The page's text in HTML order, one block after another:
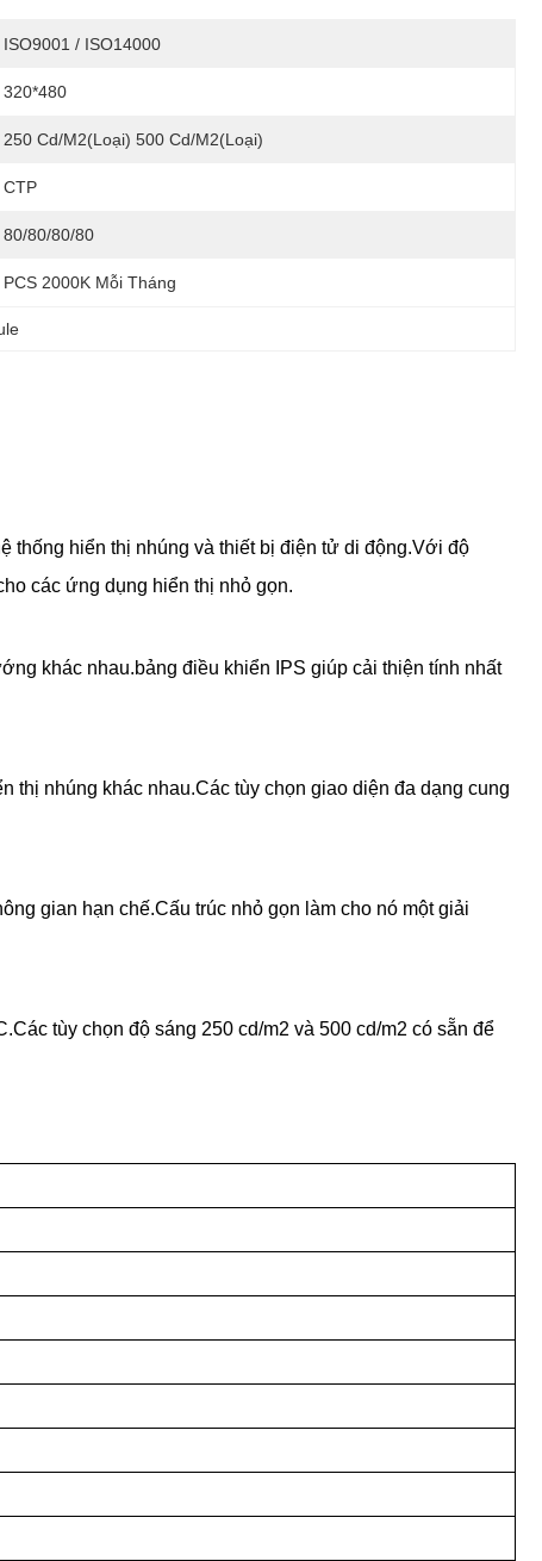
ISO9001 / ISO14000
320*480
250 Cd/m2(Loại) 500 Cd/m2(Loại)
CTP
80/80/80/80
PCS 2000K Mỗi Tháng
thống hiển thị nhúng và thiết bị điện tử di động.Với độ
các ứng dụng hiển thị nhỏ gọn.
khác nhau.bảng điều khiển IPS giúp cải thiện tính nhất
thị nhúng khác nhau.Các tùy chọn giao diện đa dạng cung
gian hạn chế.Cấu trúc nhỏ gọn làm cho nó một giải
tùy chọn độ sáng 250 cd/m2 và 500 cd/m2 có sẵn để